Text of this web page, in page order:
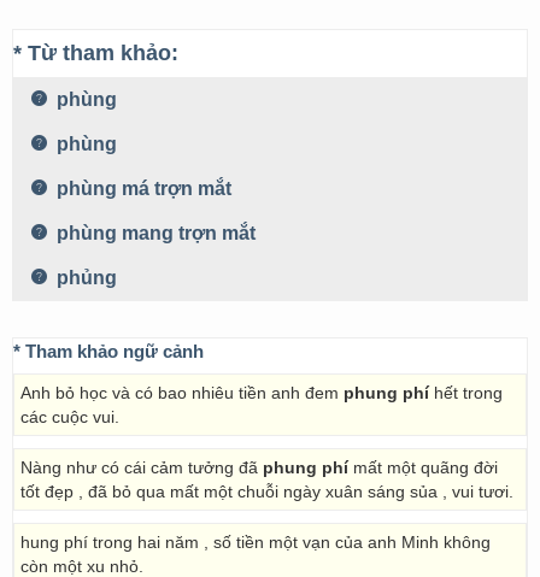
* Từ tham khảo:
phùng
phùng
phùng má trợn mắt
phùng mang trợn mắt
phủng
* Tham khảo ngữ cảnh
Anh bỏ học và có bao nhiêu tiền anh đem phung phíhết trong
các cuộc vui.
Nàng như có cái cảm tưởng đã phung phímất một quãng đời
tốt đẹp , đã bỏ qua mất một chuỗi ngày xuân sáng sủa , vui tươi.
hung phí trong hai năm , số tiền một vạn của anh Minh không
còn một xu nhỏ.